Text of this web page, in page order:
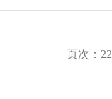
页次：